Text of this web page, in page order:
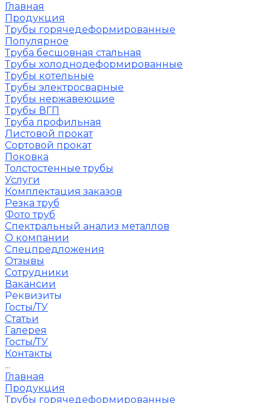
Главная
Продукция
Трубы горячедеформированные
Популярное
Труба бесшовная стальная
Трубы холоднодеформированные
Трубы котельные
Трубы электросварные
Трубы нержавеющие
Трубы ВГП
Труба профильная
Листовой прокат
Сортовой прокат
Поковка
Толстостенные трубы
Услуги
Комплектация заказов
Резка труб
Фото труб
Спектральный анализ металлов
О компании
Спецпредложения
Отзывы
Сотрудники
Вакансии
Реквизиты
Госты/ТУ
Статьи
Галерея
Госты/ТУ
Контакты
...
Главная
Продукция
Трубы горячедеформированные